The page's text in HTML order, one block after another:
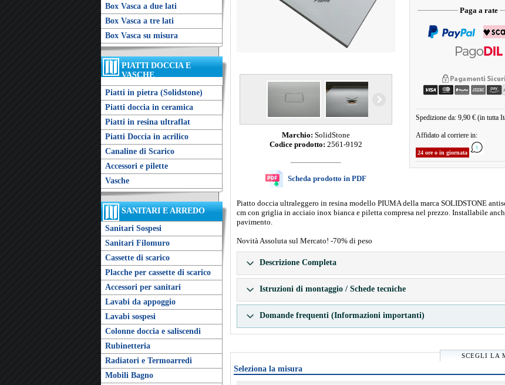
Box Vasca a due lati
Box Vasca a tre lati
Box Vasca su misura
PIATTI DOCCIA E
VASCHE
Piatti in pietra (Solidstone)
Piatti doccia in ceramica
Piatti in resina ultraflat
Piatti Doccia in acrilico
Canaline di Scarico
Accessori e pilette
Vasche
SANITARI E ARREDO
Sanitari Sospesi
Sanitari Filomuro
Cassette di scarico
Placche per cassette di scarico
Accessori per sanitari
Lavabi da appoggio
Lavabi sospesi
Colonne doccia e saliscendi
Rubinetteria
Radiatori e Termoarredi
Mobili Bagno
Marchio: SolidStone
Codice prodotto: 2561-9192
Scheda prodotto in PDF
Paga a rate
Spedizione da: 9,90 € (in tutta
Affidato al corriere in:
24 ore o in giornata
Piatto doccia ultraleggero in resina modello PIUMA della marca SOLIDSTONE
cm con griglia in acciaio inox bianca e piletta compresa nel prezzo. Installabile
pavimento.
Novità Assoluta sul Mercato! -70% di peso
Descrizione Completa
Istruzioni di montaggio / Schede tecniche
Domande frequenti (Informazioni importanti)
SCEGLI LA
Seleziona la misura